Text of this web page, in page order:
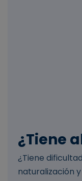
¿Tiene
¿Tiene
naturalización